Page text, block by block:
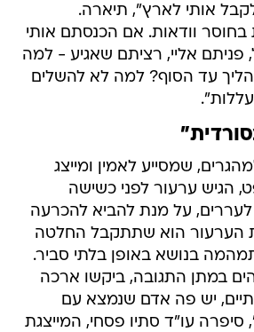
אותי לארץ", תיארה.
בחוסר וודאות. אם הכנסתם אותי
פניתם אליי, רציתם שאגיע - למה
עד הסוף? למה לא להשלים
שמסייע לאמין ומייצג
הגיש ערעור לפני כשישה
לעררים, על מנת להביא להכרעה
הערעור הוא שתתקבל החלטה
בנושא באופן בלתי סביר.
במתן התגובה, ביקשו ארכה
יש פה אדם שנמצא עם
סיפרה עו"ד סתיו פסחי, המייצגת